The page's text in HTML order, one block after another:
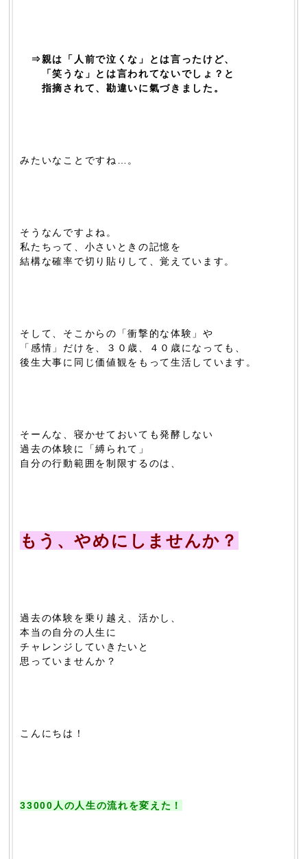
⇒親は「人前で泣くな」とは言ったけど、
「笑うな」とは言われてないでしょ？と
指摘されて、勘違いに氣づきました。
みたいなことですね…。
そうなんですよね。
私たちって、小さいときの記憶を
結構な確率で切り貼りして、覚えています。
そして、そこからの「衝撃的な体験」や
「感情」だけを、３０歳、４０歳になっても、
後生大事に同じ価値観をもって生活しています。
そーんな、寝かせておいても発酵しない
過去の体験に「縛られて」
自分の行動範囲を制限するのは、
もう、やめにしませんか？
過去の体験を乗り越え、活かし、
本当の自分の人生に
チャレンジしていきたいと
思っていませんか？
こんにちは！
33000人の人生の流れを変えた！